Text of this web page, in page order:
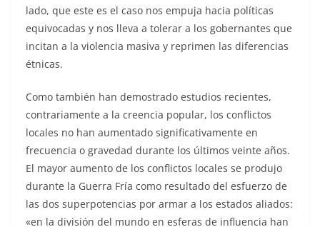
lado, que este es el caso nos empuja hacia políticas
equivocadas y nos lleva a tolerar a los gobernantes que
incitan a la violencia masiva y reprimen las diferencias
étnicas.
Como también han demostrado estudios recientes,
contrariamente a la creencia popular, los conflictos
locales no han aumentado significativamente en
frecuencia o gravedad durante los últimos veinte años.
El mayor aumento de los conflictos locales se produjo
durante la Guerra Fría como resultado del esfuerzo de
las dos superpotencias por armar a los estados aliados:
«en la división del mundo en esferas de influencia han